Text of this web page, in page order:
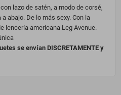
lazo de satén, a modo de corsé,
abajo. De lo más sexy. Con la
lencería americana Leg Avenue.
se envían DISCRETAMENTE y